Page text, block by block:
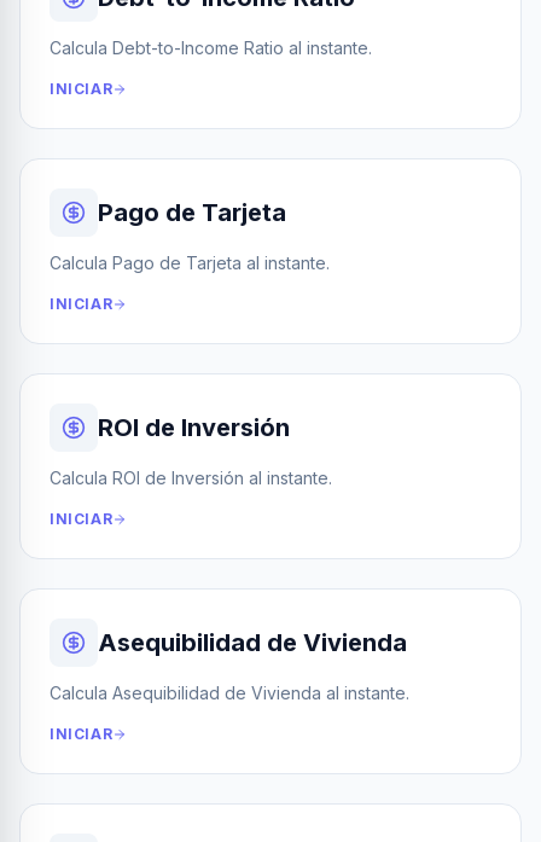
Calcula Debt-to-Income Ratio al instante.
INICIAR
Pago de Tarjeta
Calcula Pago de Tarjeta al instante.
INICIAR
ROI de Inversión
Calcula ROI de Inversión al instante.
INICIAR
Asequibilidad de Vivienda
Calcula Asequibilidad de Vivienda al instante.
INICIAR